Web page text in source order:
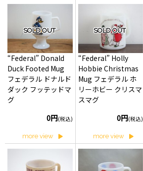
SOLD OUT
“Federal” Donald
Duck Footed Mug
フェデラル ドナルド
ダック フッテッドマ
グ
0円(税込)
more view
SOLD OUT
“Federal” Holly
Hobbie Christmas
Mug フェデラル ホ
リーホビー クリスマ
スマグ
0円(税込)
more view